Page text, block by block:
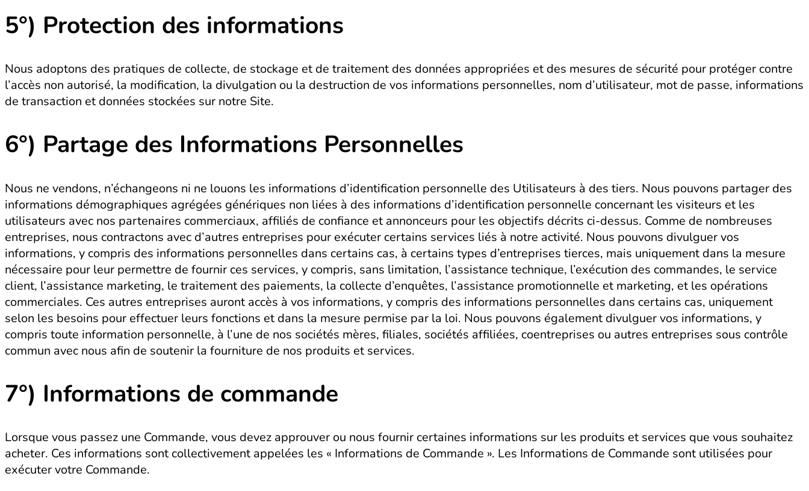
5°) Protection des informations
Nous adoptons des pratiques de collecte, de stockage et de traitement des données appropriées et des mesures de sécurité pour protéger contre
l’accès non autorisé, la modification, la divulgation ou la destruction de vos informations personnelles, nom d’utilisateur, mot de passe, informations
de transaction et données stockées sur notre Site.
6°) Partage des Informations Personnelles
Nous ne vendons, n’échangeons ni ne louons les informations d’identification personnelle des Utilisateurs à des tiers. Nous pouvons partager des
informations démographiques agrégées génériques non liées à des informations d’identification personnelle concernant les visiteurs et les
utilisateurs avec nos partenaires commerciaux, affiliés de confiance et annonceurs pour les objectifs décrits ci-dessus. Comme de nombreuses
entreprises, nous contractons avec d’autres entreprises pour exécuter certains services liés à notre activité. Nous pouvons divulguer vos
informations, y compris des informations personnelles dans certains cas, à certains types d’entreprises tierces, mais uniquement dans la mesure
nécessaire pour leur permettre de fournir ces services, y compris, sans limitation, l’assistance technique, l’exécution des commandes, le service
client, l’assistance marketing, le traitement des paiements, la collecte d’enquêtes, l’assistance promotionnelle et marketing, et les opérations
commerciales. Ces autres entreprises auront accès à vos informations, y compris des informations personnelles dans certains cas, uniquement
selon les besoins pour effectuer leurs fonctions et dans la mesure permise par la loi. Nous pouvons également divulguer vos informations, y
compris toute information personnelle, à l’une de nos sociétés mères, filiales, sociétés affiliées, coentreprises ou autres entreprises sous contrôle
commun avec nous afin de soutenir la fourniture de nos produits et services.
7°) Informations de commande
Lorsque vous passez une Commande, vous devez approuver ou nous fournir certaines informations sur les produits et services que vous souhaitez
acheter. Ces informations sont collectivement appelées les « Informations de Commande ». Les Informations de Commande sont utilisées pour
exécuter votre Commande.